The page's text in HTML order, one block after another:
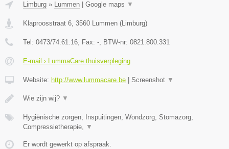
Limburg » Lummen Google maps ▼
Klaproosstraat 6, 3560 Lummen (Limburg)
Tel: 0473/74.61.16, Fax: -, BTW-nr: 0821.800.331
E-mail › LummaCare thuisverpleging
Website: http://www.lummacare.be Screenshot ▼
Wie zijn wij? ▼
Hygiënische zorgen, Inspuitingen, Wondzorg, Stomazorg,
Compressietherapie, ▼
Er wordt gewerkt op afspraak.